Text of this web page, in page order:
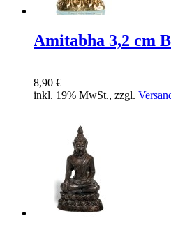
Amitabha 3,2 cm
8,90 €
inkl. 19% MwSt., zzgl.